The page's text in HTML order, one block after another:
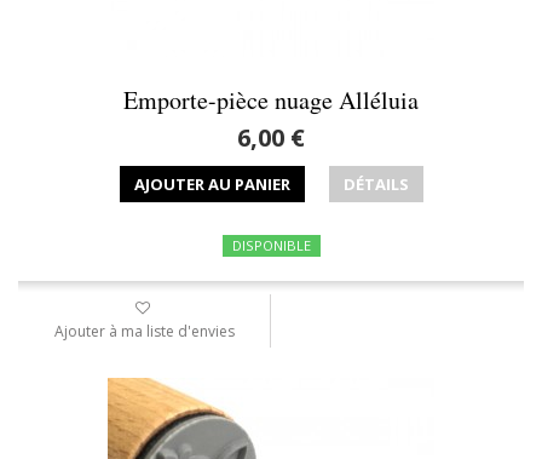
Emporte-pièce nuage Alléluia
6,00 €
AJOUTER AU PANIER DÉTAILS
DISPONIBLE
Ajouter à ma liste d'envies